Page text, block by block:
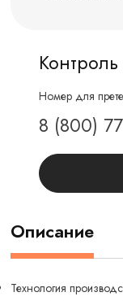
Контроль
Номер для
8 (800)
Описание
Технология